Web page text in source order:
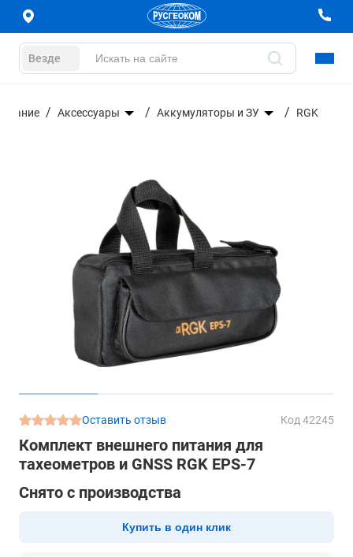
Везде
Аксессуары Аккумуляторы и ЗУ RGK
Оставить отзыв Код 42245
Комплект внешнего питания для
тахеометров и GNSS RGK EPS-7
Снято с производства
Купить в один клик